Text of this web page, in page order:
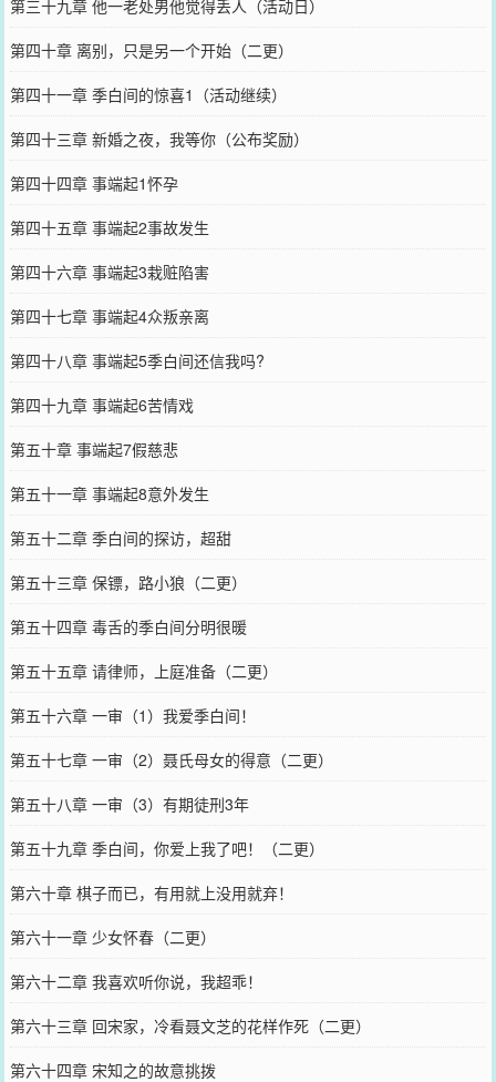
第三十九章 他一老处男他觉得丢人（活动日）
第四十章 离别，只是另一个开始（二更）
第四十一章 季白间的惊喜1（活动继续）
第四十三章 新婚之夜，我等你（公布奖励）
第四十四章 事端起1怀孕
第四十五章 事端起2事故发生
第四十六章 事端起3栽赃陷害
第四十七章 事端起4众叛亲离
第四十八章 事端起5季白间还信我吗?
第四十九章 事端起6苦情戏
第五十章 事端起7假慈悲
第五十一章 事端起8意外发生
第五十二章 季白间的探访，超甜
第五十三章 保镖，路小狼（二更）
第五十四章 毒舌的季白间分明很暖
第五十五章 请律师，上庭准备（二更）
第五十六章 一审（1）我爱季白间！
第五十七章 一审（2）聂氏母女的得意（二更）
第五十八章 一审（3）有期徒刑3年
第五十九章 季白间，你爱上我了吧！（二更）
第六十章 棋子而已，有用就上没用就弃！
第六十一章 少女怀春（二更）
第六十二章 我喜欢听你说，我超乖！
第六十三章 回宋家，冷看聂文芝的花样作死（二更）
第六十四章 宋知之的故意挑拨